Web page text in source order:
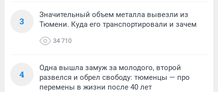
3
Значительный объем металла вывезли из
Тюмени. Куда его транспортировали и зачем
34 710
4
Одна вышла замуж за молодого, второй
развелся и обрел свободу: тюменцы — про
перемены в жизни после 40 лет